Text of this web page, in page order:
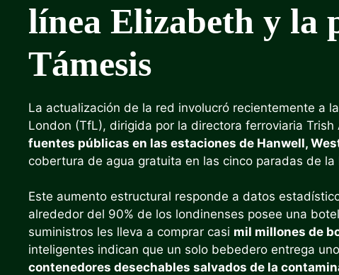
línea Elizabeth y la
Támesis
La actualización de la red involucró recientemente a
London (TfL), dirigida por la directora ferroviaria
fuentes públicas en las estaciones de Hanwell,
cobertura de agua gratuita en las cinco paradas de
Este aumento estructural responde a datos
alrededor del 90% de los londinenses posee una
suministros les lleva a comprar casi mil millones de
inteligentes indican que un solo bebedero entrega
contenedores desechables salvados de la